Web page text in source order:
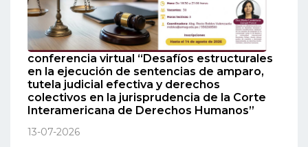
conferencia virtual “Desafíos estructurales
en la ejecución de sentencias de amparo,
tutela judicial efectiva y derechos
colectivos en la jurisprudencia de la Corte
Interamericana de Derechos Humanos”
13-07-2026